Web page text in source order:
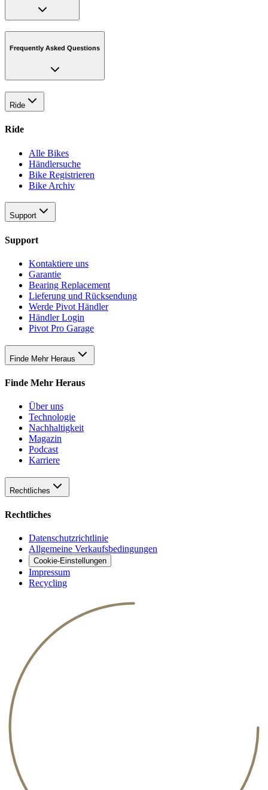
Frequently Asked Questions
Ride
Ride
Alle Bikes
Händlersuche
Bike Registrieren
Bike Archiv
Support
Support
Kontaktiere uns
Garantie
Bearing Replacement
Lieferung und Rücksendung
Werde Pivot Händler
Händler Login
Pivot Pro Garage
Finde Mehr Heraus
Finde Mehr Heraus
Über uns
Technologie
Nachhaltigkeit
Magazin
Podcast
Karriere
Rechtliches
Rechtliches
Datenschutzrichtlinie
Allgemeine Verkaufsbedingungen
Cookie-Einstellungen
Impressum
Recycling